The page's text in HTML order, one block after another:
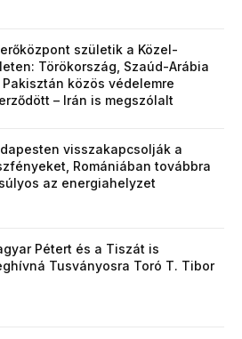
születik a Közel-
Törökország, Szaúd-Arábia
Pakisztán közös védelemre
– Irán is megszólalt
visszakapcsolják a
Romániában továbbra
az energiahelyzet
Pétert és a Tiszát is
Tusványosra Toró T. Tibor